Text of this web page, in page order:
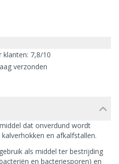
klanten: 7,8/10
verzonden
dat onverdund wordt
en afkalfstallen.
als middel ter bestrijding
en bacteriesporen) en